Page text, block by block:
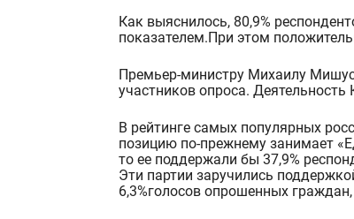
Как выяснилось, 80,9%
показателем. При этом
Премьер-министру Михаилу
участников опроса.
В рейтинге самых популярных
позицию по-прежнему занимает
то ее поддержали бы 37,9%
Эти партии заручились
6,3%голосов опрошенных граждан,